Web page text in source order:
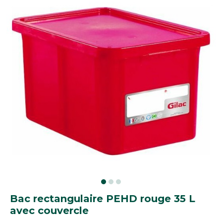
Bac rectangulaire PEHD rouge 35 L
avec couvercle